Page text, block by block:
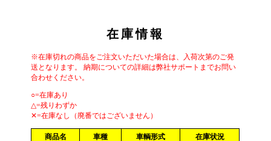
在庫情報
※在庫切れの商品をご注文いただいた場合は、入荷次第のご発
送となります。 納期についての詳細は弊社サポートまでお問い
合わせください。
○=在庫あり
△=残りわずか
✕=在庫なし（廃番ではございません）
商品名 車種 車輌形式
在庫状況